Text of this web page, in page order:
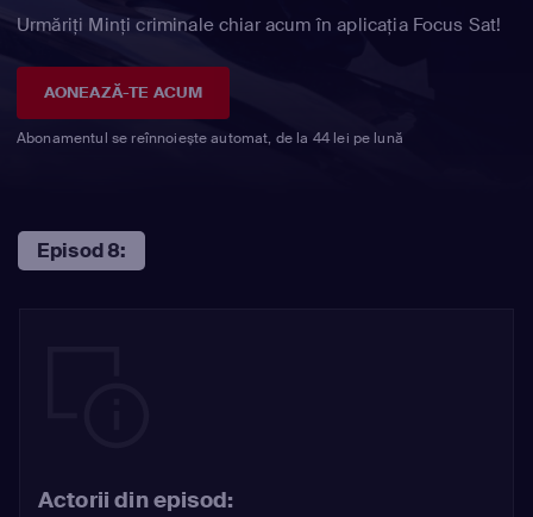
Urmăriți Minţi criminale chiar acum în aplicația Focus Sat!
AONEAZĂ-TE ACUM
Abonamentul se reînnoiește automat, de la 44 lei pe lună
Episod 8:
Actorii din episod: